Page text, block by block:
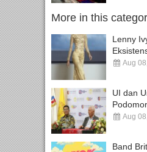
More in this
Lenny
Aug
UI dan
Aug
Band